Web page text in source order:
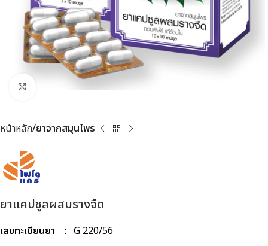
หน้าหลัก ยาจากสมุนไพร
ยาแคปซูลผสมรางจืด
เลขทะเบียนยา : G 220/56